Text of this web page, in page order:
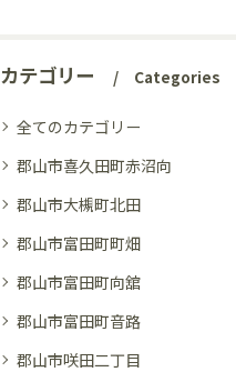
カテゴリー Categories
全てのカテゴリー
郡山市喜久田町赤沼向
郡山市大槻町北田
郡山市富田町町畑
郡山市富田町向舘
郡山市富田町音路
郡山市咲田二丁目